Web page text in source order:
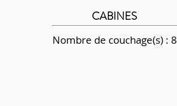
CABINES
Nombre de couchage(s) : 8